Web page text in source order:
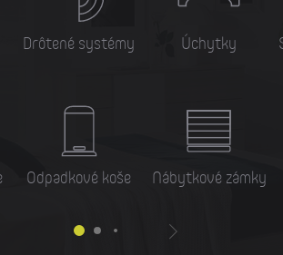
Drôtené systémy
Odpadkové koše
Úchytky
Nábytkové zámky